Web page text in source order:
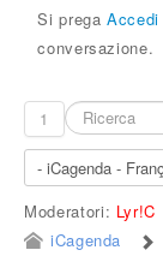
Si pregaAccedi
conversazione.
1
Moderatori: Lyr!C
iCagenda